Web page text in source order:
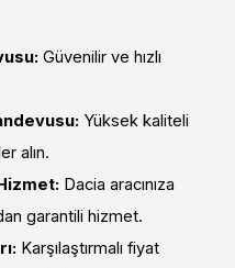
Güvenilir ve hızlı
Yüksek kaliteli
alın.
Dacia aracınıza
garantili hizmet.
Karşılaştırmalı fiyat